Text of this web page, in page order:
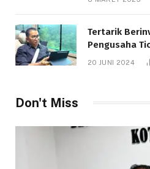
Tertarik
Pengusaha
1.000 Hektare
20 JUNI 2024
Don't Miss